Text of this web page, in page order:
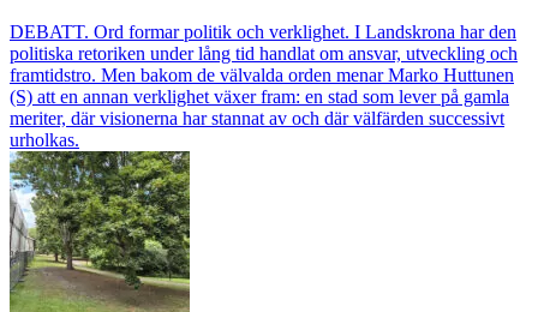
DEBATT. Ord formar politik och verklighet. I Landskrona har den
politiska retoriken under lång tid handlat om ansvar, utveckling och
framtidstro. Men bakom de välvalda orden menar Marko Huttunen
(S) att en annan verklighet växer fram: en stad som lever på gamla
meriter, där visionerna har stannat av och där välfärden successivt
urholkas.